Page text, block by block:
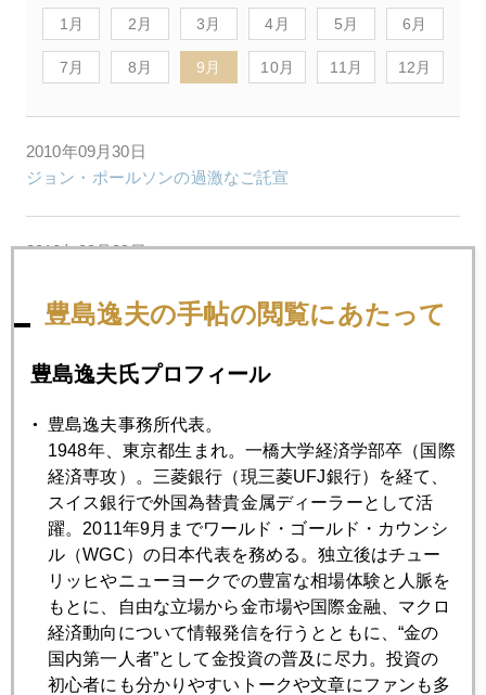
1月 2月 3月 4月 5月 6月
7月 8月 9月 10月 11月 12月
2010年09月30日
ジョン・ポールソンの過激なご託宣
2010年09月29日
０.４１％、２０,０００、５００ｂｐ、そして＄１３００
2010年09月27日
100年債
2010年09月24日
バーナンキを信じられれば金は売り
2010年09月22日
ＦＯＭＣ声明後 史上最高値再び更新
豊島逸夫の手帖の閲覧にあたって
豊島逸夫氏プロフィール
豊島逸夫事務所代表。
1948年、東京都生まれ。一橋大学経済学部卒（国際
経済専攻）。三菱銀行（現三菱UFJ銀行）を経て、
スイス銀行で外国為替貴金属ディーラーとして活
躍。2011年9月までワールド・ゴールド・カウンシ
ル（WGC）の日本代表を務める。独立後はチュー
リッヒやニューヨークでの豊富な相場体験と人脈を
もとに、自由な立場から金市場や国際金融、マクロ
経済動向について情報発信を行うとともに、“金の
国内第一人者”として金投資の普及に尽力。投資の
初心者にも分かりやすいトークや文章にファンも多